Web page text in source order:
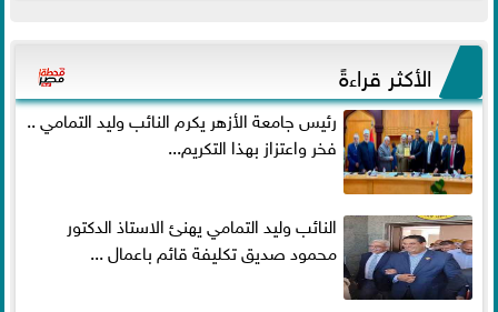
الأكثر قراءةً
رئيس جامعة الأزهر يكرم النائب وليد التمامي ..
فخر واعتزاز بهذا التكريم...
النائب وليد التمامي يهنئ الاستاذ الدكتور
محمود صديق تكليفة قائم باعمال ...